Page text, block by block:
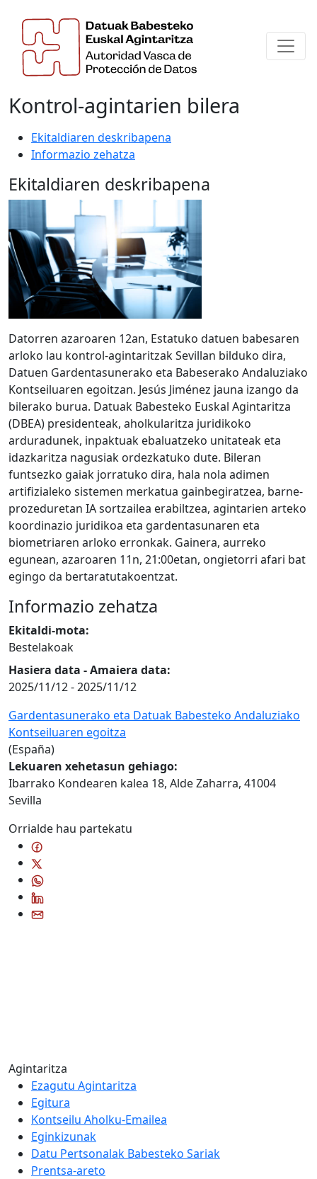
Kontrol-agintarien bilera
Ekitaldiaren deskribapena
Informazio zehatza
Ekitaldiaren deskribapena
Datorren azaroaren 12an, Estatuko datuen babesaren
arloko lau kontrol-agintaritzak Sevillan bilduko dira,
Datuen Gardentasunerako eta Babeserako Andaluziako
Kontseiluaren egoitzan. Jesús Jiménez jauna izango da
bilerako burua. Datuak Babesteko Euskal Agintaritza
(DBEA) presidenteak, aholkularitza juridikoko
arduradunek, inpaktuak ebaluatzeko unitateak eta
idazkaritza nagusiak ordezkatuko dute. Bileran
funtsezko gaiak jorratuko dira, hala nola adimen
artifizialeko sistemen merkatua gainbegiratzea, barne-
prozeduretan IA sortzailea erabiltzea, agintarien arteko
koordinazio juridikoa eta gardentasunaren eta
biometriaren arloko erronkak. Gainera, aurreko
egunean, azaroaren 11n, 21:00etan, ongietorri afari bat
egingo da bertaratutakoentzat.
Informazio zehatza
Ekitaldi-mota:
Bestelakoak
Hasiera data - Amaiera data:
2025/11/12-2025/11/12
Gardentasunerako eta Datuak Babesteko Andaluziako
Kontseiluaren egoitza
(España)
Lekuaren xehetasun gehiago:
Ibarrako Kondearen kalea 18, Alde Zaharra, 41004
Sevilla
Orrialde hau partekatu
Agintaritza
Ezagutu Agintaritza
Egitura
Kontseilu Aholku-Emailea
Eginkizunak
Datu Pertsonalak Babesteko Sariak
Prentsa-areto